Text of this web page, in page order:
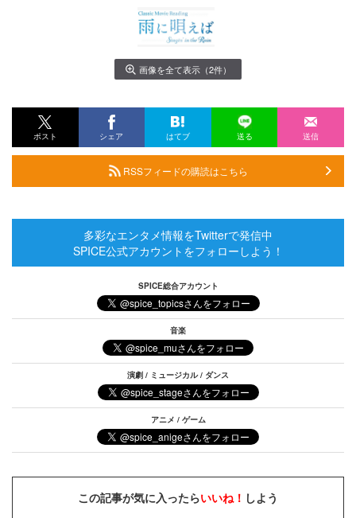
画像を全て表示（2件）
ポスト シェア はてブ 送る 送信
RSSフィードの購読はこちら
多彩なエンタメ情報をTwitterで発信中
SPICE公式アカウントをフォローしよう！
SPICE総合アカウント
音楽
演劇 / ミュージカル / ダンス
アニメ / ゲーム
この記事が気に入ったらいいね！ しよう